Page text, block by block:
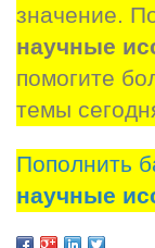
значение.
научные
помогите
темы
Пополнить
научные